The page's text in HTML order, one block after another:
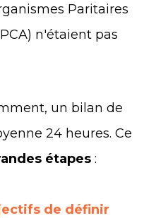
Paritaires
n'étaient pas
un bilan de
24 heures. Ce
étapes :
de définir